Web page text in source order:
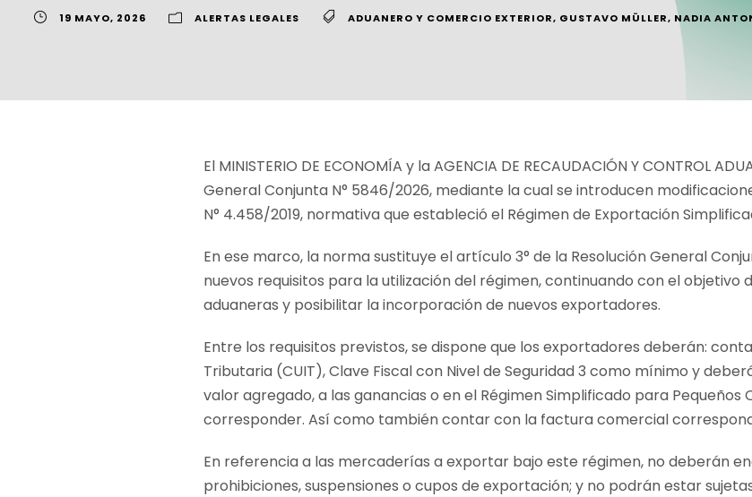
19 MAYO, 2026 ALERTAS LEGALES ADUANERO Y COMERCIO EXTERIOR, GUSTAVO MÜLLER, NADIA
El MINISTERIO DE ECONOMÍA y la AGENCIA DE RECAUDACIÓN Y CONTROL
General Conjunta N° 5846/2026, mediante la cual se introducen
N° 4.458/2019, normativa que estableció el Régimen de Exportación
En ese marco, la norma sustituye el artículo 3° de la Resolución General
nuevos requisitos para la utilización del régimen, continuando con el
aduaneras y posibilitar la incorporación de nuevos exportadores.
Entre los requisitos previstos, se dispone que los exportadores deberán:
Tributaria (CUIT), Clave Fiscal con Nivel de Seguridad 3 como mínimo y
valor agregado, a las ganancias o en el Régimen Simplificado para Pequeños
corresponder. Así como también contar con la factura comercial
En referencia a las mercaderías a exportar bajo este régimen, no deberán
prohibiciones, suspensiones o cupos de exportación; y no podrán estar